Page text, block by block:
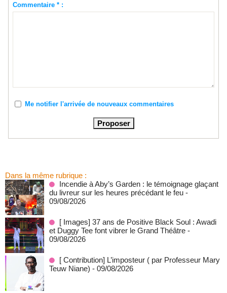
Commentaire * :
Me notifier l'arrivée de nouveaux commentaires
Dans la même rubrique :
Incendie à Aby’s Garden : le témoignage glaçant
du livreur sur les heures précédant le feu -
09/08/2026
[ Images] 37 ans de Positive Black Soul : Awadi
et Duggy Tee font vibrer le Grand Théâtre -
09/08/2026
[ Contribution] L’imposteur ( par Professeur Mary
Teuw Niane) - 09/08/2026